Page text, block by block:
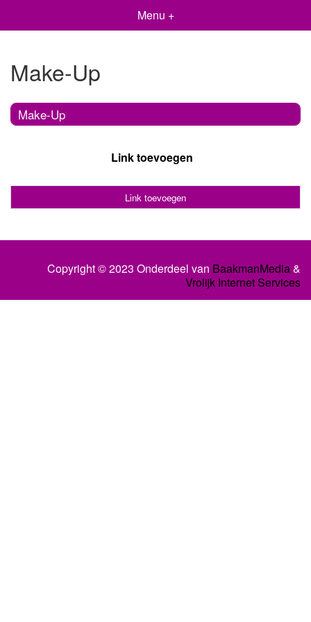
Menu +
Make-Up
Make-Up
Link toevoegen
Link toevoegen
Copyright © 2023 Onderdeel van BaakmanMedia&
Vrolijk Internet Services